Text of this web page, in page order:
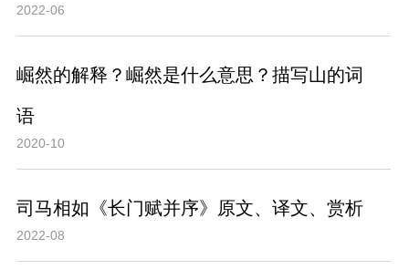
2022-06
崛然的解释？崛然是什么意思？描写山的词
语
2020-10
司马相如《长门赋并序》原文、译文、赏析
2022-08